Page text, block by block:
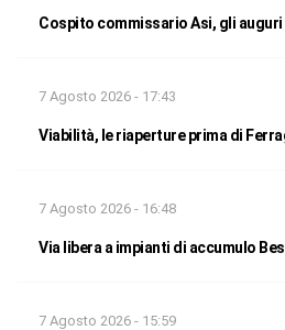
Cospito commissario Asi, gli auguri
7 Agosto 2026 - 17:43
Viabilità, le riaperture prima di
7 Agosto 2026 - 16:48
Via libera a impianti di accumulo
7 Agosto 2026 - 15:59